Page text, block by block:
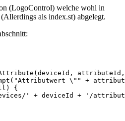
(LogoControl) welche wohl in
als index.st) abgelegt.